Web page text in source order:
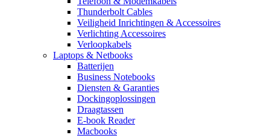
Thunderbolt Cables
Veiligheid Inrichtingen & Accessoires
Verlichting Accessoires
Verloopkabels
Laptops & Netbooks
Batterijen
Business Notebooks
Diensten & Garanties
Dockingoplossingen
Draagtassen
E-book Reader
Macbooks